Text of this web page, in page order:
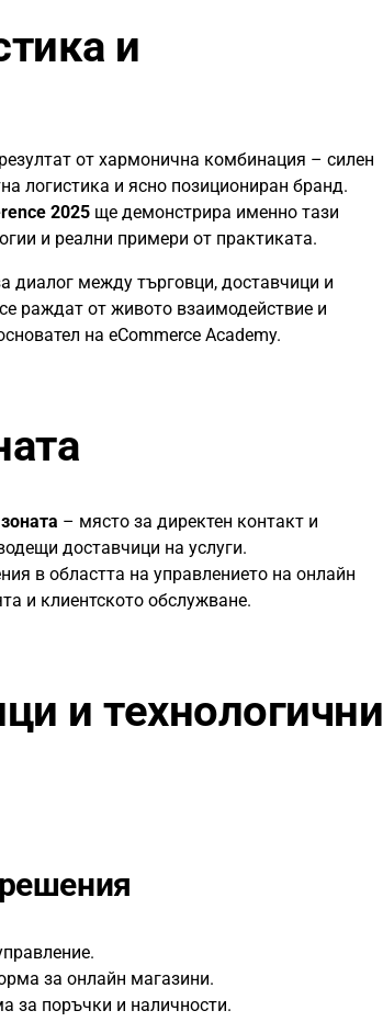
и
от хармонична комбинация – силен
логистика и ясно позициониран бранд.
2025 ще демонстрира именно тази
и реални примери от практиката.
диалог между търговци, доставчици и
раждат от живото взаимодействие и
на eCommerce Academy.
– място за директен контакт и
доставчици на услуги.
в областта на управлението на онлайн
и клиентското обслужване.
и технологични
за онлайн магазини.
за поръчки и наличности.